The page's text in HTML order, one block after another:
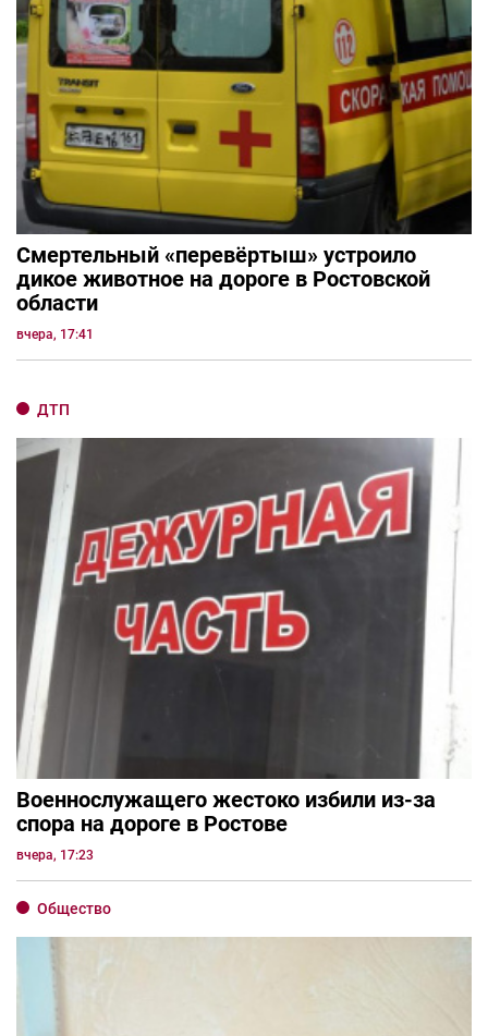
Смертельный «перевёртыш» устроило
дикое животное на дороге в Ростовской
области
вчера, 17:41
ДТП
Военнослужащего жестоко избили из-за
спора на дороге в Ростове
вчера, 17:23
Общество